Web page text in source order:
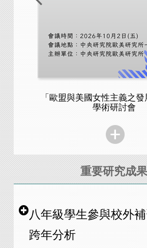
「歐盟與美國女性主義之發
學術研討會
重要研究成果
八年級學生參與校外
跨年分析